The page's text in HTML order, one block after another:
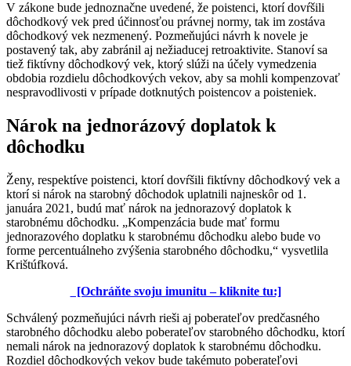
V zákone bude jednoznačne uvedené, že poistenci, ktorí dovŕšili
dôchodkový vek pred účinnosťou právnej normy, tak im zostáva
dôchodkový vek nezmenený. Pozmeňujúci návrh k novele je
postavený tak, aby zabránil aj nežiaducej retroaktivite. Stanoví sa
tiež fiktívny dôchodkový vek, ktorý slúži na účely vymedzenia
obdobia rozdielu dôchodkových vekov, aby sa mohli kompenzovať
nespravodlivosti v prípade dotknutých poistencov a poisteniek.
Nárok na jednorázový doplatok k
dôchodku
Ženy, respektíve poistenci, ktorí dovŕšili fiktívny dôchodkový vek a
ktorí si nárok na starobný dôchodok uplatnili najneskôr od 1.
januára 2021, budú mať nárok na jednorazový doplatok k
starobnému dôchodku. „Kompenzácia bude mať formu
jednorazového doplatku k starobnému dôchodku alebo bude vo
forme percentuálneho zvýšenia starobného dôchodku,“ vysvetlila
Krištúfková.
[Ochráňte svoju imunitu – kliknite tu:]
Schválený pozmeňujúci návrh rieši aj poberateľov predčasného
starobného dôchodku alebo poberateľov starobného dôchodku, ktorí
nemali nárok na jednorazový doplatok k starobnému dôchodku.
Rozdiel dôchodkových vekov bude takémuto poberateľovi